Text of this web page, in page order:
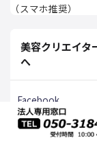
（スマホ推奨）
美容クリエイタ
へ
Facebook
Instagram